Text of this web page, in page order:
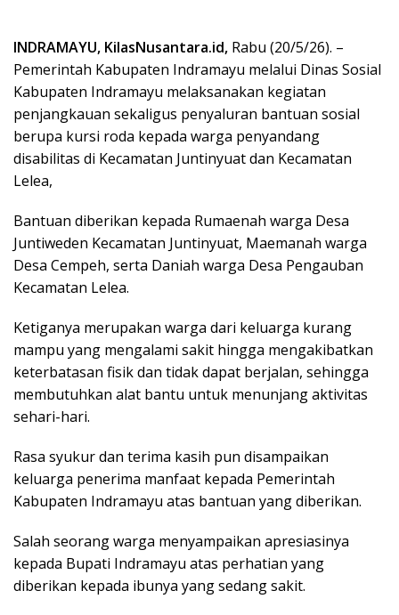
INDRAMAYU, KilasNusantara.id, Rabu (20/5/26). –
Pemerintah Kabupaten Indramayu melalui Dinas Sosial
Kabupaten Indramayu melaksanakan kegiatan
penjangkauan sekaligus penyaluran bantuan sosial
berupa kursi roda kepada warga penyandang
disabilitas di Kecamatan Juntinyuat dan Kecamatan
Lelea,
Bantuan diberikan kepada Rumaenah warga Desa
Juntiweden Kecamatan Juntinyuat, Maemanah warga
Desa Cempeh, serta Daniah warga Desa Pengauban
Kecamatan Lelea.
Ketiganya merupakan warga dari keluarga kurang
mampu yang mengalami sakit hingga mengakibatkan
keterbatasan fisik dan tidak dapat berjalan, sehingga
membutuhkan alat bantu untuk menunjang aktivitas
sehari-hari.
Rasa syukur dan terima kasih pun disampaikan
keluarga penerima manfaat kepada Pemerintah
Kabupaten Indramayu atas bantuan yang diberikan.
Salah seorang warga menyampaikan apresiasinya
kepada Bupati Indramayu atas perhatian yang
diberikan kepada ibunya yang sedang sakit.